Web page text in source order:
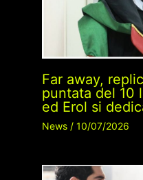
Far away,
puntata del 10
ed Erol si
News/ 10/07/2026